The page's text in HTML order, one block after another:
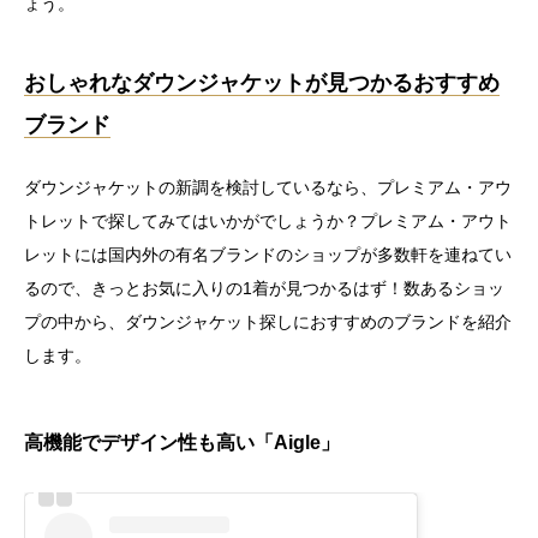
おしゃれなダウンジャケットが見つかるおすすめ
ブランド
ダウンジャケットの新調を検討しているなら、プレミアム・アウ
トレットで探してみてはいかがでしょうか？プレミアム・アウト
レットには国内外の有名ブランドのショップが多数軒を連ねてい
るので、きっとお気に入りの1着が見つかるはず！数あるショッ
プの中から、ダウンジャケット探しにおすすめのブランドを紹介
します。
高機能でデザイン性も高い「Aigle」